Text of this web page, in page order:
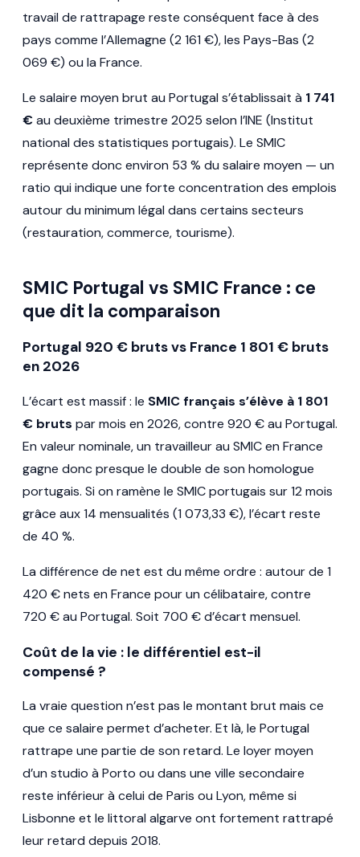
travail de rattrapage reste conséquent face à des
pays comme l’Allemagne (2 161 €), les Pays-Bas (2
069 €) ou la France.
Le salaire moyen brut au Portugal s’établissait à 1 741
€au deuxième trimestre 2025 selon l’INE (Institut
national des statistiques portugais). Le SMIC
représente donc environ 53 % du salaire moyen — un
ratio qui indique une forte concentration des emplois
autour du minimum légal dans certains secteurs
(restauration, commerce, tourisme).
SMIC Portugal vs SMIC France : ce
que dit la comparaison
Portugal 920 € bruts vs France 1 801 € bruts
en 2026
L’écart est massif : le SMIC français s’élève à 1 801
€ bruts par mois en 2026, contre 920 € au Portugal.
En valeur nominale, un travailleur au SMIC en France
gagne donc presque le double de son homologue
portugais. Si on ramène le SMIC portugais sur 12 mois
grâce aux 14 mensualités (1 073,33 €), l’écart reste
de 40 %.
La différence de net est du même ordre : autour de 1
420 € nets en France pour un célibataire, contre
720 € au Portugal. Soit 700 € d’écart mensuel.
Coût de la vie : le différentiel est-il
compensé ?
La vraie question n’est pas le montant brut mais ce
que ce salaire permet d’acheter. Et là, le Portugal
rattrape une partie de son retard. Le loyer moyen
d’un studio à Porto ou dans une ville secondaire
reste inférieur à celui de Paris ou Lyon, même si
Lisbonne et le littoral algarve ont fortement rattrapé
leur retard depuis 2018.